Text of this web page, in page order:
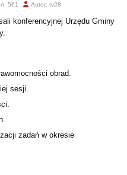
561 Autor: tv28
konferencyjnej Urzędu Gminy
obrad.
sesji.
zadań w okresie